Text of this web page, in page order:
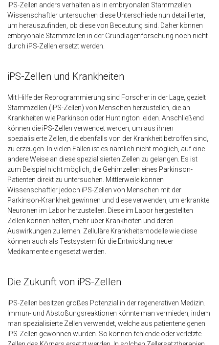
iPS-Zellen anders verhalten als in embryonalen Stammzellen.
Wissenschaftler untersuchen diese Unterschiede nun detaillierter,
um herauszufinden, ob diese von Bedeutung sind. Daher können
embryonale Stammzellen in der Grundlagenforschung noch nicht
durch iPS-Zellen ersetzt werden.
iPS-Zellen und Krankheiten
Mit Hilfe der Reprogrammierung sind Forscher in der Lage, gezielt
Stammzellen (iPS-Zellen) von Menschen herzustellen, die an
Krankheiten wie Parkinson oder Huntington leiden. Anschließend
können die iPS-Zellen verwendet werden, um aus ihnen
spezialisierte Zellen, die ebenfalls von der Krankheit betroffen sind,
zu erzeugen. In vielen Fällen ist es nämlich nicht möglich, auf eine
andere Weise an diese spezialisierten Zellen zu gelangen. Es ist
zum Beispiel nicht möglich, die Gehirnzellen eines Parkinson-
Patienten direkt zu untersuchen. Mittlerweile können
Wissenschaftler jedoch iPS-Zellen von Menschen mit der
Parkinson-Krankheit gewinnen und diese verwenden, um erkrankte
Neuronen im Labor herzustellen. Diese im Labor hergestellten
Zellen können helfen, mehr über Krankheiten und deren
Auswirkungen zu lernen. Zelluläre Krankheitsmodelle wie diese
können auch als Testsystem für die Entwicklung neuer
Medikamente eingesetzt werden.
Die Zukunft von iPS-Zellen
iPS-Zellen besitzen großes Potenzial in der regenerativen Medizin.
Immun- und Abstoßungsreaktionen könnte man vermieden, indem
man spezialisierte Zellen verwendet, welche aus patienteneigenen
iPS-Zellen gewonnen wurden. So können fehlende oder verletzte